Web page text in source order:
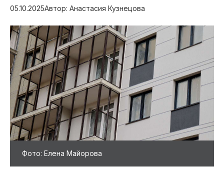
Инфраструктура
Благоустройство
05.10.2025Автор: Анастасия Кузнецова
Фото: Елена Майорова